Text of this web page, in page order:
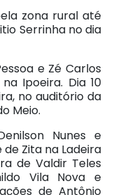
zona rural até
Serrinha no dia
e Zé Carlos
Ipoeira. Dia 10
no auditório da
Meio.
Nunes e
de Zita na Ladeira
de Valdir Teles
Vila Nova e
de Antônio